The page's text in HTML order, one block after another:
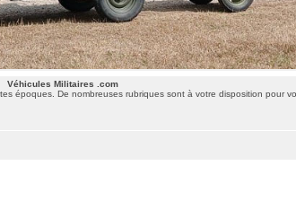
Véhicules Militaires .com
époques. De nombreuses rubriques sont à votre disposition pour